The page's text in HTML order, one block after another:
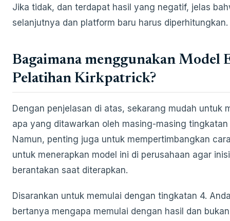
Jika tidak, dan terdapat hasil yang negatif, jelas
selanjutnya dan platform baru harus diperhitungkan.
Bagaimana menggunakan Model
Pelatihan Kirkpatrick?
Dengan penjelasan di atas, sekarang mudah untuk
apa yang ditawarkan oleh masing-masing tingkatan
Namun, penting juga untuk mempertimbangkan
untuk menerapkan model ini di perusahaan agar
berantakan saat diterapkan.
Disarankan untuk memulai dengan tingkatan 4.
bertanya mengapa memulai dengan hasil dan